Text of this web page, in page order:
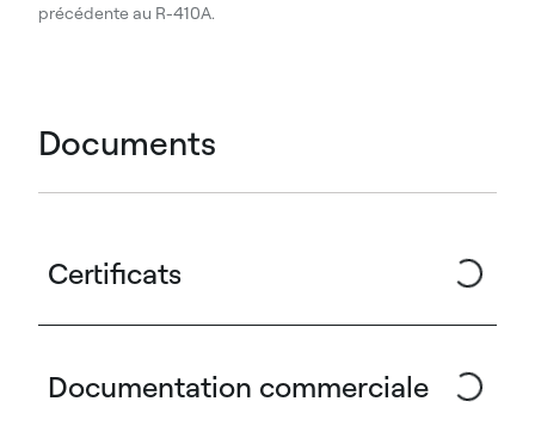
précédente au R-410A.
Documents
Certificats
Documentation commerciale